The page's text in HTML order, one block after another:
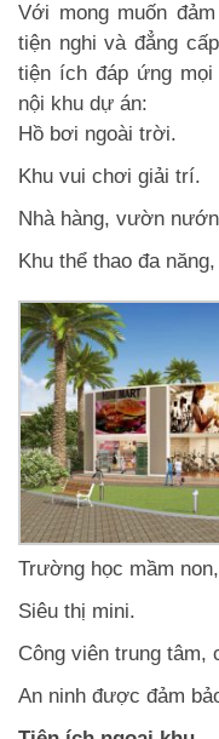
Với mong muốn
tiện nghi và đẳng
tiện ích đáp ứng
nội khu dự án:
Hồ bơi ngoài trời.
Khu vui chơi giải trí.
Nhà hàng, vườn
Khu thể thao đa
Trường học mầm
Siêu thị mini.
Công viên trung tâm,
An ninh được đảm